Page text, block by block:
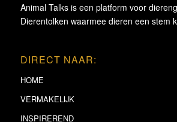
Animal Talks is een platform voor
Dierentolken waarmee dieren een stem
DIRECT NAAR:
HOME
VERMAKELIJK
INSPIREREND